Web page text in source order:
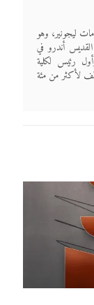
ليجونير، وهو
أندرو في
رئيس لكلية
لأكثر من مئة